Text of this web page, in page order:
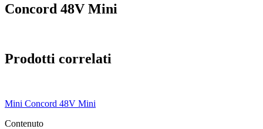
Concord 48V Mini
Prodotti correlati
Mini Concord 48V Mini
Contenuto